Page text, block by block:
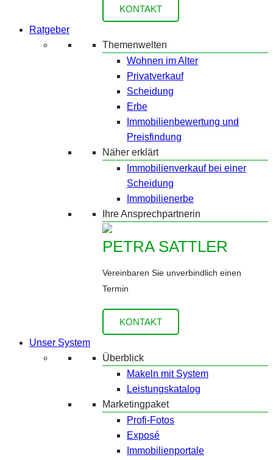
KONTAKT
Ratgeber
Themenwelten
Wohnen im Alter
Privatverkauf
Scheidung
Erbe
Immobilienbewertung und
Preisfindung
Näher erklärt
Immobilienverkauf bei einer
Scheidung
Immobilienerbe
Ihre Ansprechpartnerin
PETRA SATTLER
Vereinbaren Sie unverbindlich einen
Termin
KONTAKT
Unser System
Überblick
Makeln mit System
Leistungskatalog
Marketingpaket
Profi-Fotos
Exposé
Immobilienportale